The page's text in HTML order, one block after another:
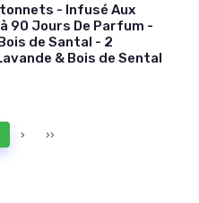
- Infusé Aux
90 Jours De Parfum -
de Santal - 2
& Bois de Sental
› ››